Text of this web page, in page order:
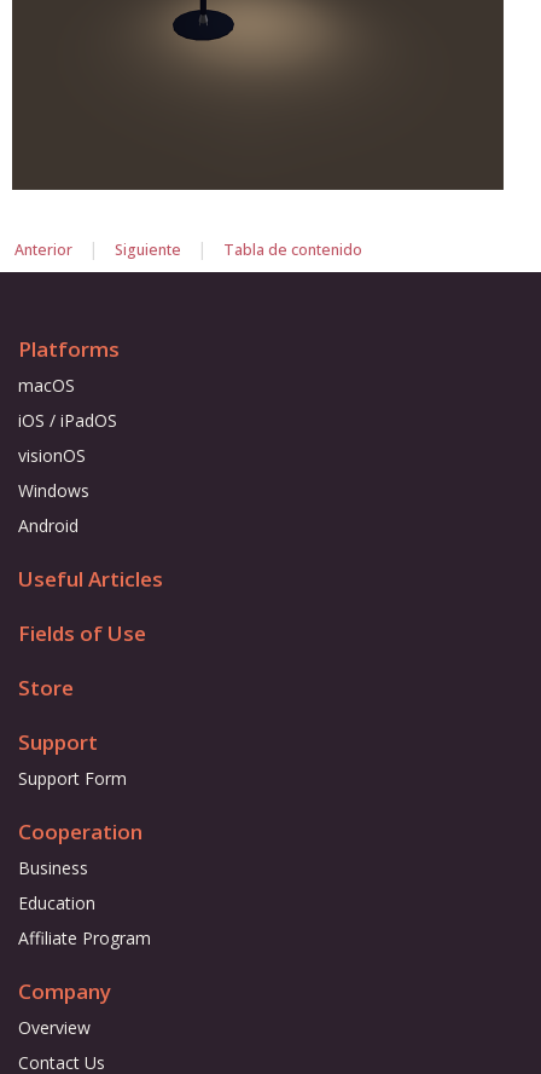
Anterior | Siguiente | Tabla de contenido
Platforms
macOS
iOS / iPadOS
visionOS
Windows
Android
Useful Articles
Fields of Use
Store
Support
Support Form
Cooperation
Business
Education
Affiliate Program
Company
Overview
Contact Us